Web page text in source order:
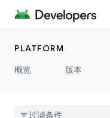
PLATFORM
概览
版本